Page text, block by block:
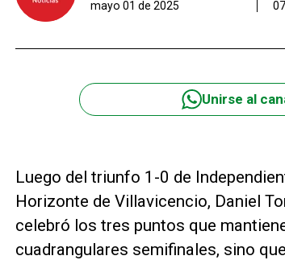
mayo 01 de 2025
Unirse al
Luego del triunfo 1-0 de
Horizonte de Villavicencio, Daniel
celebró los tres puntos que
cuadrangulares semifinales, sino